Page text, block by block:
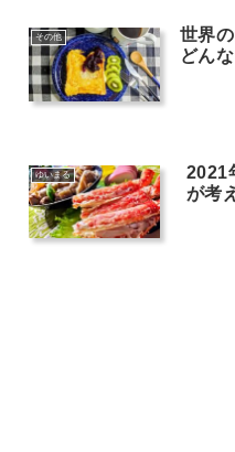
その他
世界
どん
ゆいまる
2021
が考